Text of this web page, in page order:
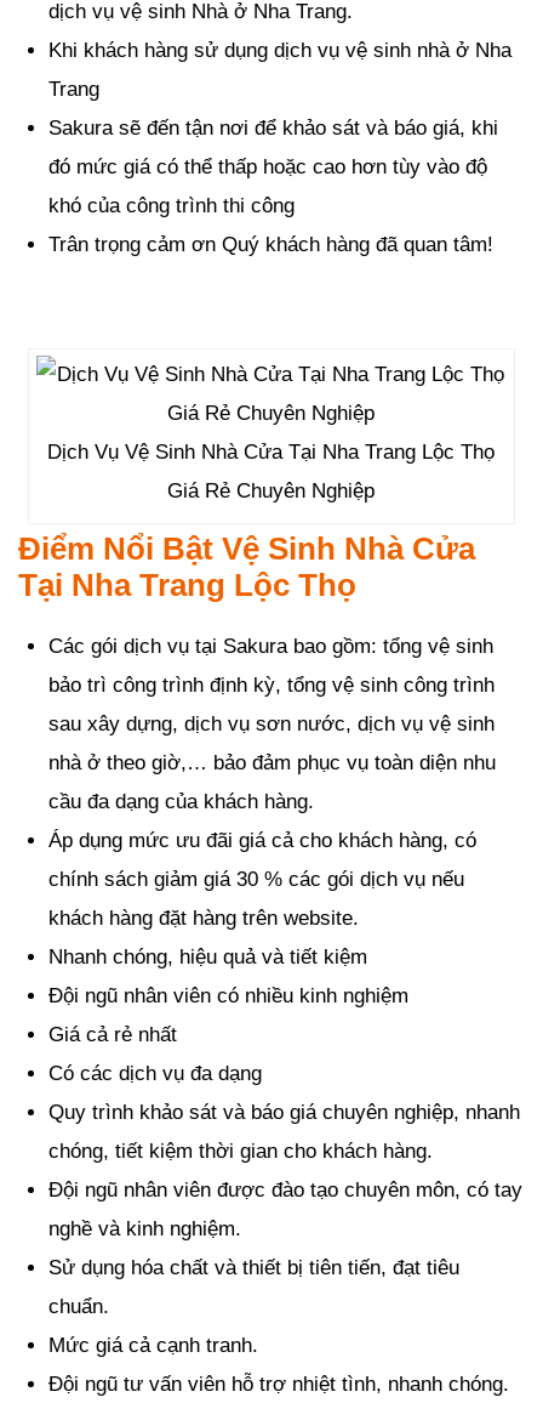
dịch vụ vệ sinh Nhà ở Nha Trang.
Khi khách hàng sử dụng dịch vụ vệ sinh nhà ở Nha
Trang
Sakura sẽ đến tận nơi để khảo sát và báo giá, khi
đó mức giá có thể thấp hoặc cao hơn tùy vào độ
khó của công trình thi công
Trân trọng cảm ơn Quý khách hàng đã quan tâm!
Dịch Vụ Vệ Sinh Nhà Cửa Tại Nha Trang Lộc Thọ
Giá Rẻ Chuyên Nghiệp
Điểm Nổi Bật Vệ Sinh Nhà Cửa
Tại Nha Trang Lộc Thọ
Các gói dịch vụ tại Sakura bao gồm: tổng vệ sinh
bảo trì công trình định kỳ, tổng vệ sinh công trình
sau xây dựng, dịch vụ sơn nước, dịch vụ vệ sinh
nhà ở theo giờ,… bảo đảm phục vụ toàn diện nhu
cầu đa dạng của khách hàng.
Áp dụng mức ưu đãi giá cả cho khách hàng, có
chính sách giảm giá 30 % các gói dịch vụ nếu
khách hàng đặt hàng trên website.
Nhanh chóng, hiệu quả và tiết kiệm
Đội ngũ nhân viên có nhiều kinh nghiệm
Giá cả rẻ nhất
Có các dịch vụ đa dạng
Quy trình khảo sát và báo giá chuyên nghiệp, nhanh
chóng, tiết kiệm thời gian cho khách hàng.
Đội ngũ nhân viên được đào tạo chuyên môn, có tay
nghề và kinh nghiệm.
Sử dụng hóa chất và thiết bị tiên tiến, đạt tiêu
chuẩn.
Mức giá cả cạnh tranh.
Đội ngũ tư vấn viên hỗ trợ nhiệt tình, nhanh chóng.